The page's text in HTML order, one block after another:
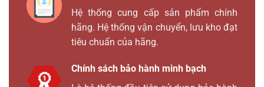
Hệ thống cung cấp sản phẩm chính
hãng. Hệ thống vận chuyển, lưu kho đạt
tiêu chuẩn của hãng.
Chính sách bảo hành minh bạch